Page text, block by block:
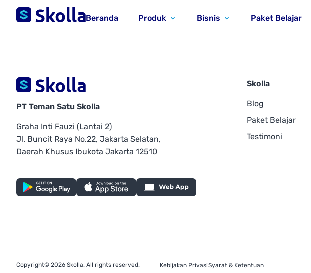
Beranda Produk Bisnis Paket Belajar
PT Teman Satu Skolla
Graha Inti Fauzi (Lantai 2)
Jl. Buncit Raya No.22, Jakarta Selatan,
Daerah Khusus Ibukota Jakarta 12510
Skolla
Blog
Paket Belajar
Testimoni
Copyright© 2026 Skolla. All rights reserved. Kebijakan PrivasiSyarat & Ketentuan